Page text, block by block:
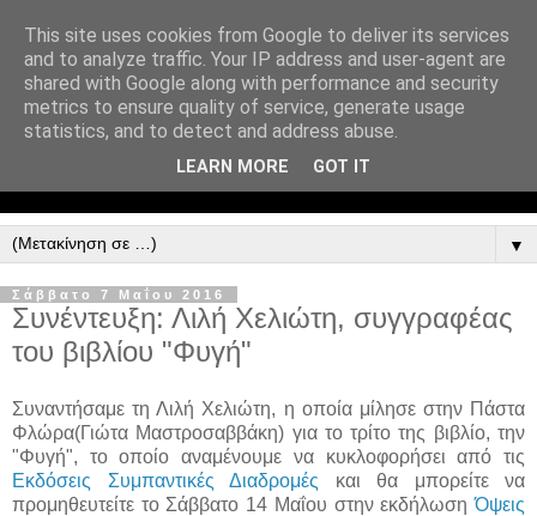
▼
Σάββατο 7 Μαΐου 2016
Συνέντευξη: Λιλή Χελιώτη, συγγραφέας
του βιβλίου "Φυγή"
Συναντήσαμε τη Λιλή Χελιώτη, η οποία μίλησε στην Πάστα
Φλώρα(Γιώτα Μαστροσαββάκη) για το τρίτο της βιβλίο, την
"Φυγή", το οποίο αναμένουμε να κυκλοφορήσει από τις
Εκδόσεις Συμπαντικές Διαδρομές και θα μπορείτε να
προμηθευτείτε το Σάββατο 14 Μαΐου στην εκδήλωσηΌψεις
This site uses cookies from Google to deliver its services
and to analyze traffic. Your IP address and user-agent are
shared with Google along with performance and security
metrics to ensure quality of service, generate usage
statistics, and to detect and address abuse.
LEARN MORE GOT IT